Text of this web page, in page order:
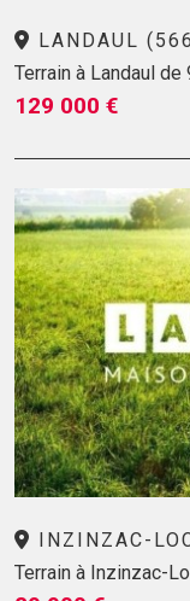
LANDAUL
Terrain à Landaul de
129 000 €
INZINZAC-
Terrain à Inzinzac-